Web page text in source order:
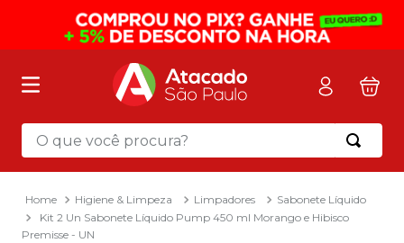
O que você procura?
Higiene & Limpeza Limpadores
Sabonete Líquido
Kit 2 Un Sabonete Líquido Pump 450 ml Morango e Hibisco
Premisse - UN
Termos mais buscados
mochila
2º sacola